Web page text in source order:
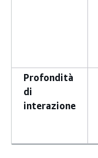
Profondità
di
interazione